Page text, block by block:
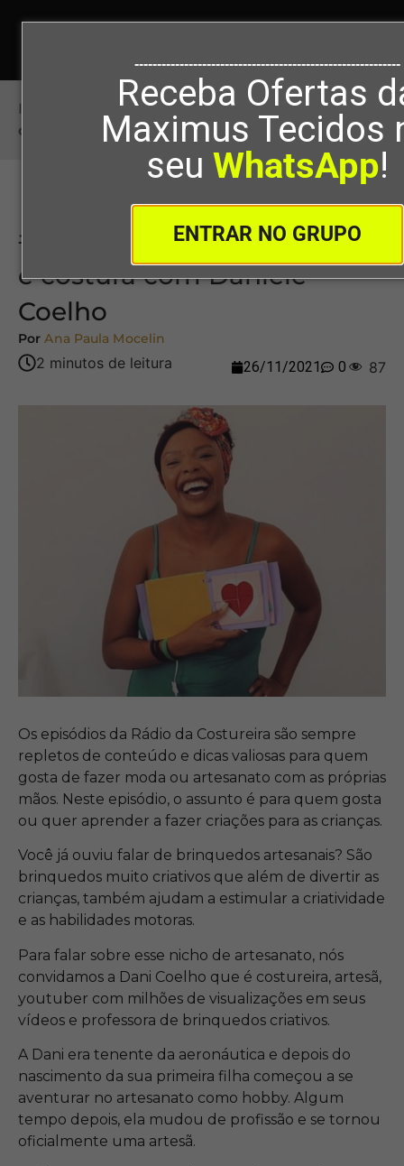
-----------------------------------------------------------
Receba Ofertas
Maximus Tecidos
seu WhatsApp!
ENTRAR NO GRUPO
Início
#113 – Brinquedos artesanais e costura
com Daniele Coelho
#113 – Brinquedos artesanais
e costura com Daniele
Coelho
Por Ana Paula Mocelin
26/11/2021 0 87
Os episódios da Rádio da Costureira são sempre
repletos de conteúdo e dicas valiosas para quem
gosta de fazer moda ou artesanato com as próprias
mãos. Neste episódio, o assunto é para quem gosta
ou quer aprender a fazer criações para as crianças.
Você já ouviu falar de brinquedos artesanais? São
brinquedos muito criativos que além de divertir as
crianças, também ajudam a estimular a criatividade
e as habilidades motoras.
Para falar sobre esse nicho de artesanato, nós
convidamos a Dani Coelho que é costureira, artesã,
youtuber com milhões de visualizações em seus
vídeos e professora de brinquedos criativos.
A Dani era tenente da aeronáutica e depois do
nascimento da sua primeira filha começou a se
aventurar no artesanato como hobby. Algum
tempo depois, ela mudou de profissão e se tornou
oficialmente uma artesã.